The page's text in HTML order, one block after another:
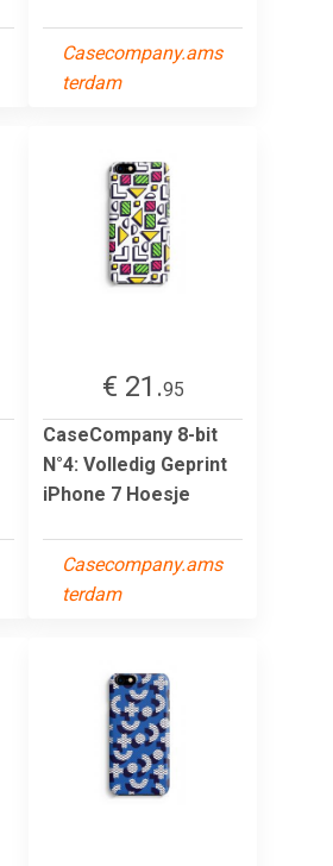
Casecompany.ams
terdam
€ 21.95
CaseCompany 8-bit
N°4: Volledig Geprint
iPhone 7 Hoesje
Casecompany.ams
terdam